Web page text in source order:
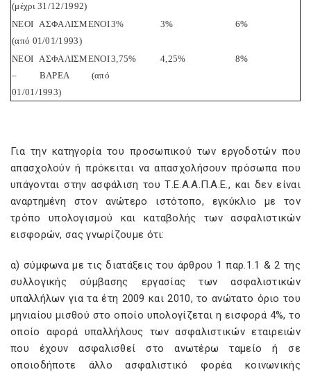
(μέχρι 31/12/1992)
ΝΕΟΙ ΑΣΦΑΛΙΣΜΕΝΟΙ
(από 01/01/1993)
3% 3% 6%
ΝΕΟΙ ΑΣΦΑΛΙΣΜΕΝΟΙ
– ΒΑΡΕΑ (από
01/01/1993)
3,75% 4,25% 8%
Για την κατηγορία του προσωπικού των εργοδοτών που
απασχολούν ή πρόκειται να απασχολήσουν πρόσωπα που
υπάγονται στην ασφάλιση του Τ.Ε.Α.Α.Π.Α.Ε., και δεν είναι
αναρτημένη στον ανώτερο ιστότοπο, εγκύκλιο με τον
τρόπο υπολογισμού και καταβολής των ασφαλιστικών
εισφορών, σας γνωρίζουμε ότι:
α) σύμφωνα με τις διατάξεις του άρθρου 1 παρ.1.1 & 2 της
συλλογικής σύμβασης εργασίας των ασφαλιστικών
υπαλλήλων για τα έτη 2009 και 2010, το ανώτατο όριο του
μηνιαίου μισθού στο οποίο υπολογίζεται η εισφορά 4%, το
οποίο αφορά υπαλλήλους των ασφαλιστικών εταιρειών
που έχουν ασφαλισθεί στο ανωτέρω ταμείο ή σε
οποιοδήποτε άλλο ασφαλιστικό φορέα κοινωνικής